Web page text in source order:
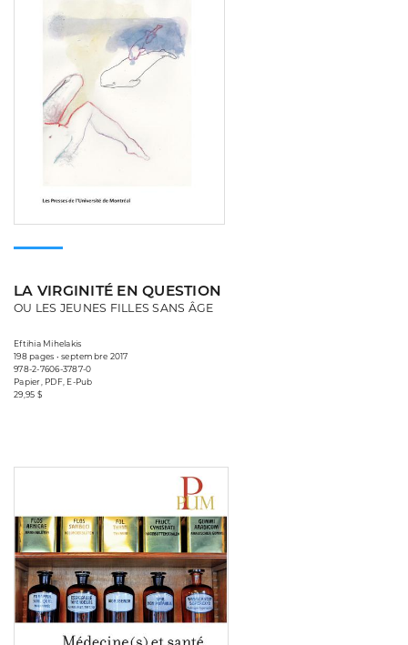
LA VIRGINITÉ EN QUESTION
OU LES JEUNES FILLES SANS ÂGE
Eftihia Mihelakis
198 pages • septembre 2017
978-2-7606-3787-0
Papier, PDF, E-Pub
29,95 $